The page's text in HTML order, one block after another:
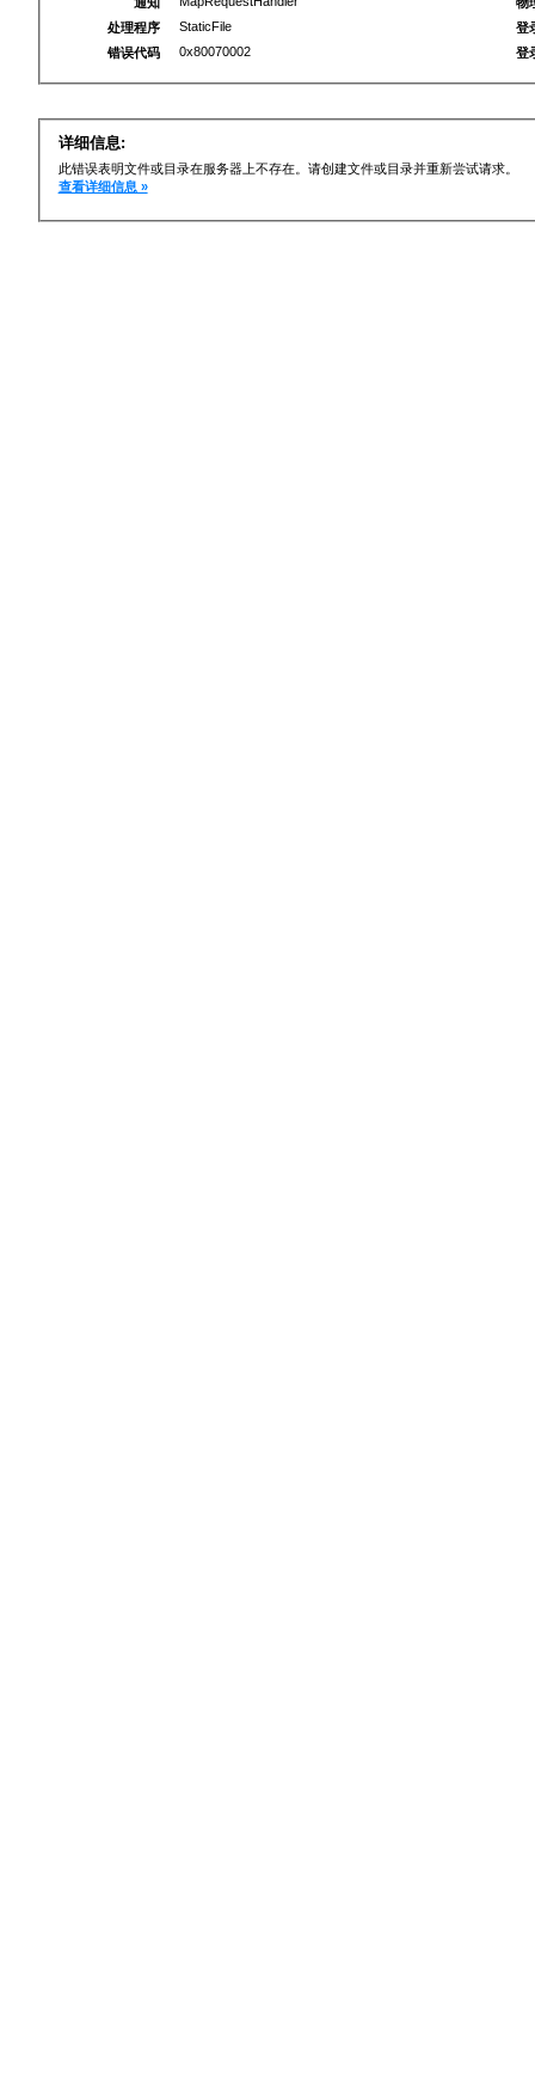
处理程序
StaticFile
错误代码
0x80070002
登
登
详细信息:
此错误表明文件或目录在服务器上不存在。请创建文件或目录并重新尝试请求。
查看详细信息 »